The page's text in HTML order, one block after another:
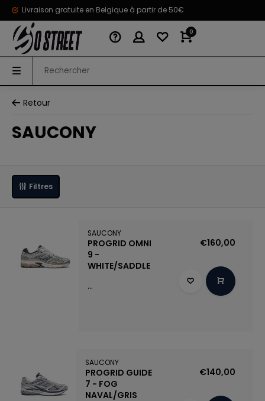
Livraison gratuite en Belgique à partir de 50€
0
Retour
SAUCONY
Filtres
SAUCONY
PROGRID OMNI
9 -
WHITE/SADDLE
...
€160,00
SAUCONY
PROGRID GUIDE
7 - FOG
NAVAL/GRIS
€140,00